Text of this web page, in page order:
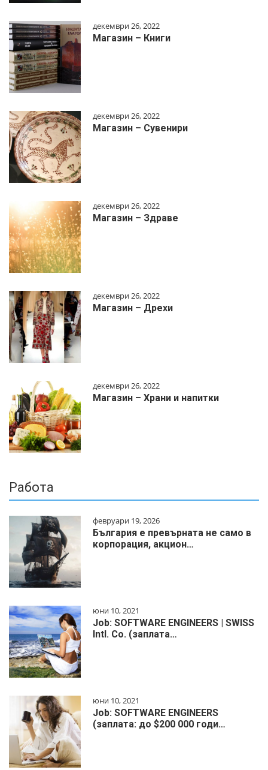
декември 26, 2022
Магазин – Книги
декември 26, 2022
Магазин – Сувенири
декември 26, 2022
Магазин – Здраве
декември 26, 2022
Магазин – Дрехи
декември 26, 2022
Магазин – Храни и напитки
Работа
февруари 19, 2026
България е превърната не само в
корпорация, акцион…
юни 10, 2021
Job: SOFTWARE ENGINEERS | SWISS
Intl. Co. (заплата…
юни 10, 2021
Job: SOFTWARE ENGINEERS
(заплата: до $200 000 годи…